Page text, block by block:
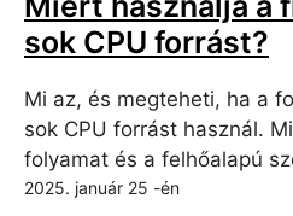
sok CPU forrást?
Mi az, és megteheti, ha a
sok CPU forrást használ.
folyamat és a felhőalapú
2025. január 25 -én